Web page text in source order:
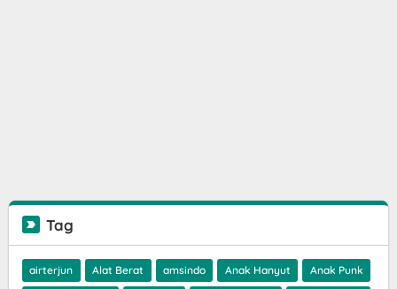
Tag
airterjun Alat Berat amsindo Anak Hanyut Anak Punk